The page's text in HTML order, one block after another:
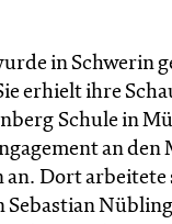
in Schwerin
erhielt ihre
Schule in
an den
an. Dort arbeitete
Sebastian